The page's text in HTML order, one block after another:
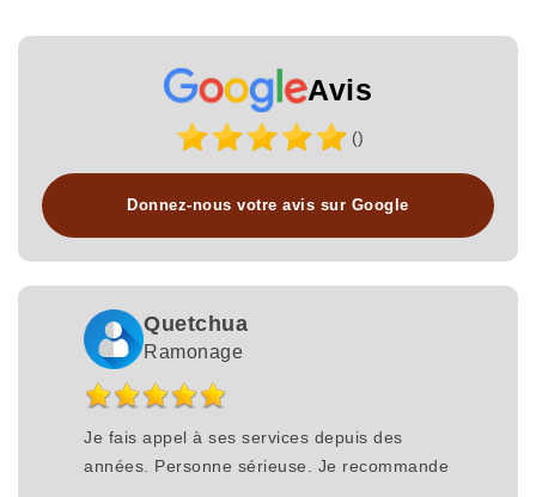
Avis
()
Donnez-nous votre avis sur Google
Quetchua
Ramonage
Je fais appel à ses services depuis des
années. Personne sérieuse. Je recommande